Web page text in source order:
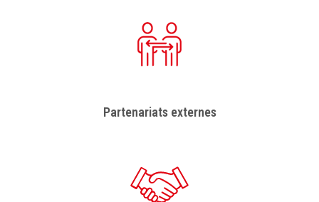
Partenariats externes